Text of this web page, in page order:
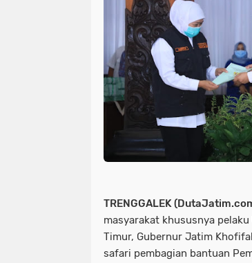
TRENGGALEK
masyarakat khususnya
Timur, Gubernur Jatim
safari pembagian bantuan